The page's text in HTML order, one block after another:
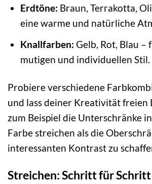
Erdtöne: Braun, Terrakotta,
eine warme und natürliche
Knallfarben: Gelb, Rot, Blau –
mutigen und individuellen Stil.
Probiere verschiedene
und lass deiner Kreativität freien
zum Beispiel die Unterschränke
Farbe streichen als die
interessanten Kontrast zu
Streichen: Schritt für